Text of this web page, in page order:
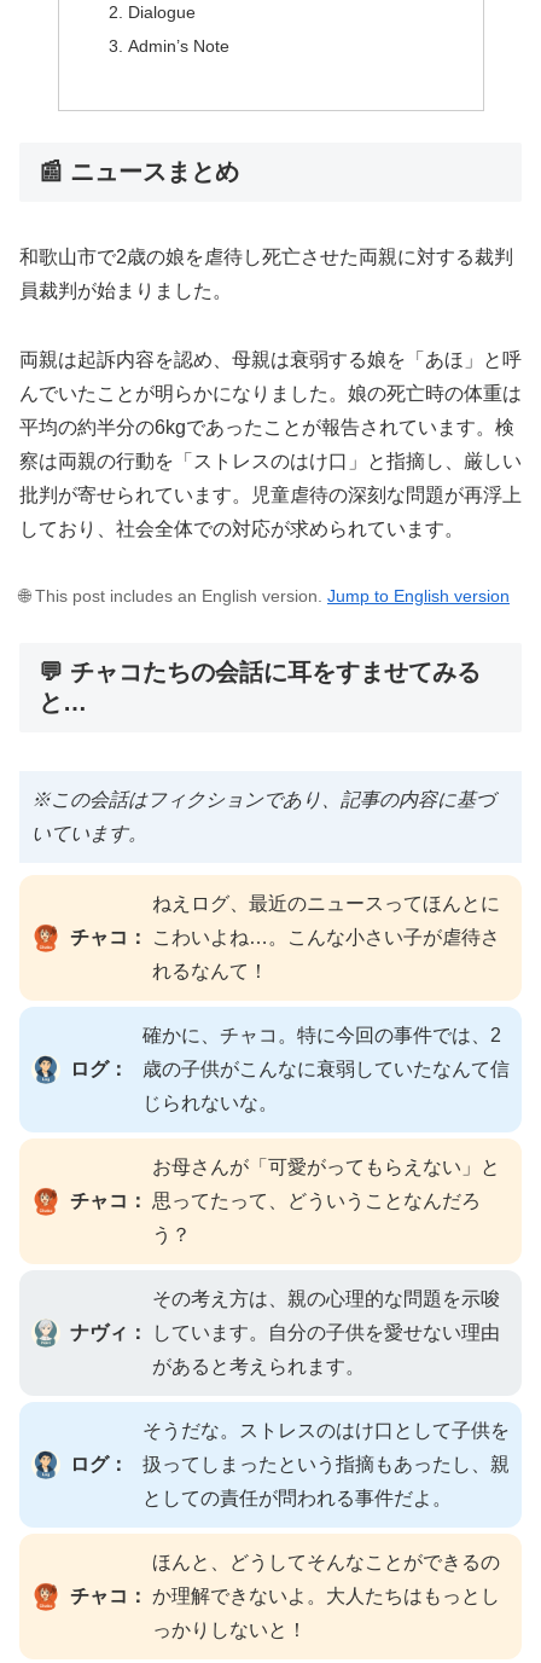
Dialogue
Admin’s Note
📰 ニュースまとめ
和歌山市で2歳の娘を虐待し死亡させた両親に対する裁判
員裁判が始まりました。
両親は起訴内容を認め、母親は衰弱する娘を「あほ」と呼
んでいたことが明らかになりました。娘の死亡時の体重は
平均の約半分の6kgであったことが報告されています。検
察は両親の行動を「ストレスのはけ口」と指摘し、厳しい
批判が寄せられています。児童虐待の深刻な問題が再浮上
しており、社会全体での対応が求められています。
🌐 This post includes an English version. Jump to English version
💬 チャコたちの会話に耳をすませてみる
と…
※この会話はフィクションであり、記事の内容に基づ
いています。
チャコ：
ねえログ、最近のニュースってほんとに
こわいよね…。こんな小さい子が虐待さ
れるなんて！
ログ：
確かに、チャコ。特に今回の事件では、2
歳の子供がこんなに衰弱していたなんて信
じられないな。
チャコ：
お母さんが「可愛がってもらえない」と
思ってたって、どういうことなんだろ
う？
ナヴィ：
その考え方は、親の心理的な問題を示唆
しています。自分の子供を愛せない理由
があると考えられます。
ログ：
そうだな。ストレスのはけ口として子供を
扱ってしまったという指摘もあったし、親
としての責任が問われる事件だよ。
チャコ：
ほんと、どうしてそんなことができるの
か理解できないよ。大人たちはもっとし
っかりしないと！